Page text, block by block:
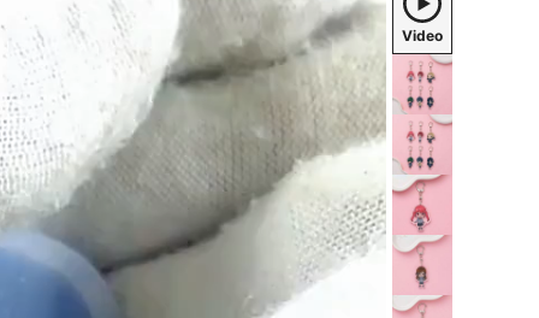
Video